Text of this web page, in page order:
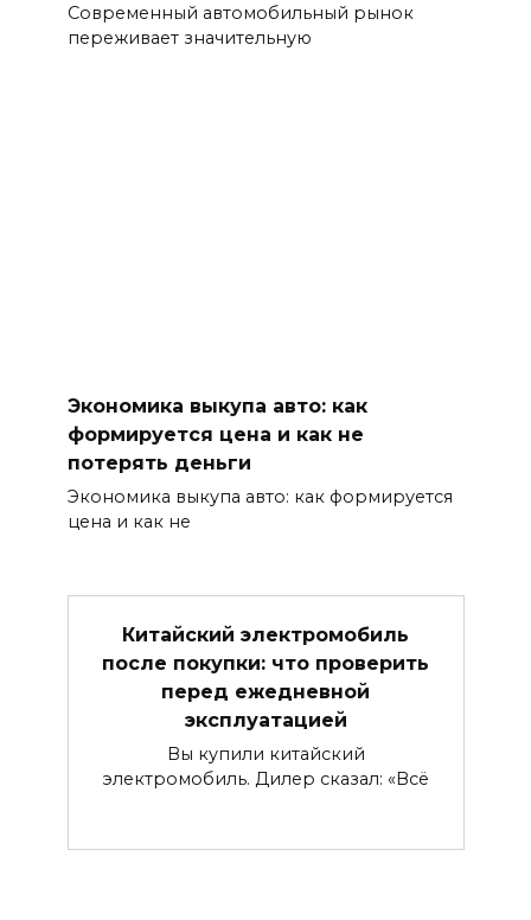
Современный автомобильный рынок
переживает значительную
Экономика выкупа авто: как
формируется цена и как не
потерять деньги
Экономика выкупа авто: как формируется
цена и как не
Китайский электромобиль
после покупки: что проверить
перед ежедневной
эксплуатацией
Вы купили китайский
электромобиль. Дилер сказал: «Всё